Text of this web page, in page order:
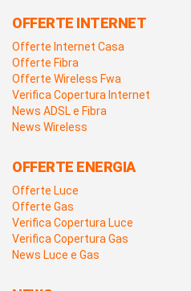
OFFERTE INTERNET
Offerte Internet Casa
Offerte Fibra
Offerte Wireless Fwa
Verifica Copertura Internet
News ADSL e Fibra
News Wireless
OFFERTE ENERGIA
Offerte Luce
Offerte Gas
Verifica Copertura Luce
Verifica Copertura Gas
News Luce e Gas